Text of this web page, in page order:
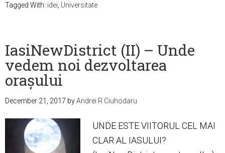
Tagged With: idei Universitate
IasiNewDistrict (II) – Unde
vedem noi dezvoltarea
orașului
December 21, 2017 byAndrei R Ciuhodaru
UNDE ESTE VIITORUL CEL MAI
CLAR AL IASULUI?